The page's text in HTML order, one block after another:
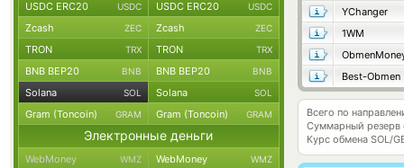
YChanger
1WM
Best-Obmen
Всего по
Суммарный резерв
Курс обмена SOL/
USDC ERC20 USDC USDC ERC20 USDC
Zcash ZEC Zcash ZEC
TRON TRX TRON TRX
BNB BEP20 BNB BNB BEP20 BNB
Solana SOL Solana SOL
Gram (Toncoin) GRAM Gram (Toncoin) GRAM
Электронные деньги
WebMoney WMZ WebMoney WMZ